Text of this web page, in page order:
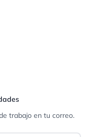
trabajo en tu correo.